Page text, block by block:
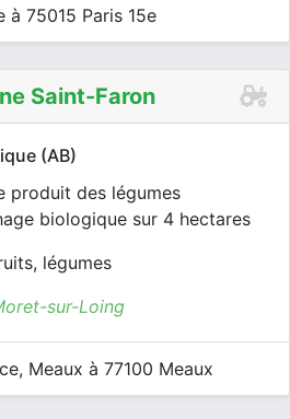
à 75015 Paris 15e
Saint-Faron
(AB)
produit des légumes
biologique sur 4 hectares
légumes
sur-Loing
Meaux à 77100 Meaux